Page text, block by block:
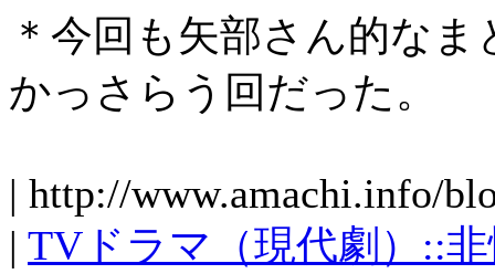
＊今回も矢部さん的な
かっさらう回だった。
| http://www.amachi.info/
| TVドラマ（現代劇）::